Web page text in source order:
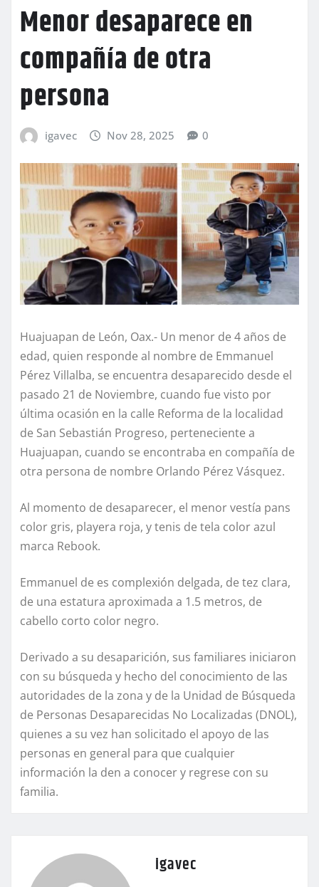
Menor desaparece en
compañía de otra
persona
igavec Nov 28, 2025 0
Huajuapan de León, Oax.- Un menor de 4 años de
edad, quien responde al nombre de Emmanuel
Pérez Villalba, se encuentra desaparecido desde el
pasado 21 de Noviembre, cuando fue visto por
última ocasión en la calle Reforma de la localidad
de San Sebastián Progreso, perteneciente a
Huajuapan, cuando se encontraba en compañía de
otra persona de nombre Orlando Pérez Vásquez.
Al momento de desaparecer, el menor vestía pans
color gris, playera roja, y tenis de tela color azul
marca Rebook.
Emmanuel de es complexión delgada, de tez clara,
de una estatura aproximada a 1.5 metros, de
cabello corto color negro.
Derivado a su desaparición, sus familiares iniciaron
con su búsqueda y hecho del conocimiento de las
autoridades de la zona y de la Unidad de Búsqueda
de Personas Desaparecidas No Localizadas (DNOL),
quienes a su vez han solicitado el apoyo de las
personas en general para que cualquier
información la den a conocer y regrese con su
familia.
igavec